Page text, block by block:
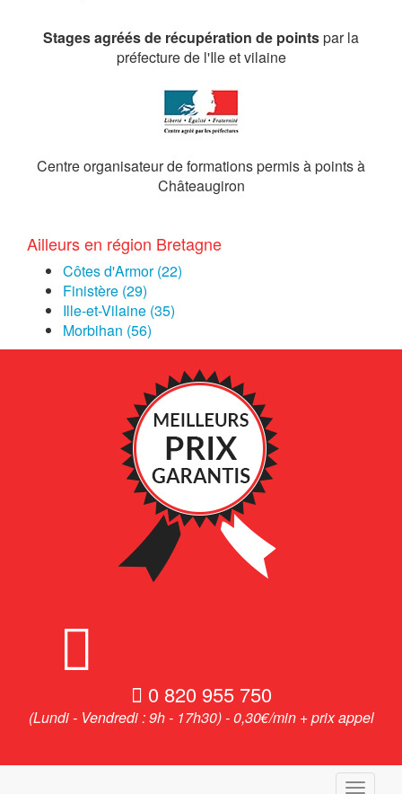
Stages agréés de récupération de pointspar la
préfecture de l'Ile et vilaine
Centre organisateur de formations permis à points à
Châteaugiron
Ailleurs en région Bretagne
Côtes d'Armor (22)
Finistère (29)
Ille-et-Vilaine (35)
Morbihan (56)
0 820 955 750
(Lundi - Vendredi : 9h - 17h30) - 0,30€/min + prix appel